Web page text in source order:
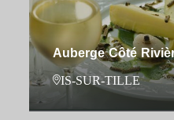
Auberge Côté
IS-SUR-TILLE